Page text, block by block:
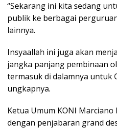
“Sekarang ini kita sedang
publik ke berbagai
lainnya.
Insyaallah ini juga akan
jangka panjang pembinaan
termasuk di dalamnya untuk
ungkapnya.
Ketua Umum KONI
dengan penjabaran grand